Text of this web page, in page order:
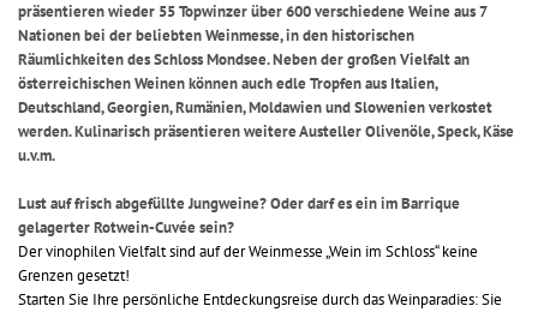
präsentieren wieder 55 Topwinzer über 600 verschiedene Weine aus 7
Nationen bei der beliebten Weinmesse, in den historischen
Räumlichkeiten des Schloss Mondsee. Neben der großen Vielfalt an
österreichischen Weinen können auch edle Tropfen aus Italien,
Deutschland, Georgien, Rumänien, Moldawien und Slowenien verkostet
werden. Kulinarisch präsentieren weitere Austeller Olivenöle, Speck, Käse
u.v.m.
Lust auf frisch abgefüllte Jungweine? Oder darf es ein im Barrique
gelagerter Rotwein-Cuvée sein?
Der vinophilen Vielfalt sind auf der Weinmesse „Wein im Schloss“ keine
Grenzen gesetzt!
Starten Sie Ihre persönliche Entdeckungsreise durch das Weinparadies: Sie